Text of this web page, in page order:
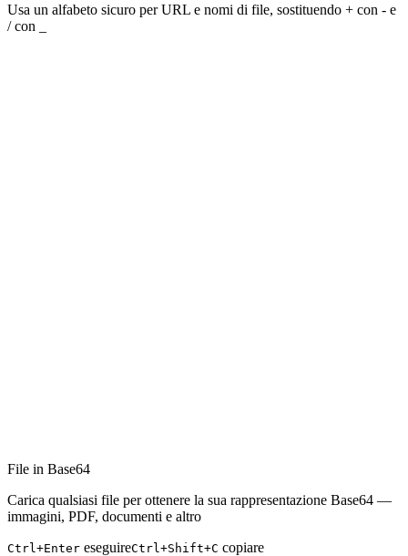
Usa un alfabeto sicuro per URL e nomi di file, sostituendo + con - e
/ con _
File in Base64
Carica qualsiasi file per ottenere la sua rappresentazione Base64 —
immagini, PDF, documenti e altro
Ctrl+Enter eseguireCtrl+Shift+C copiare